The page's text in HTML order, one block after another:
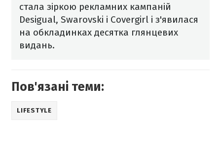
стала зіркою рекламних кампаній
Desigual, Swarovski і Covergirl і з'явилася
на обкладинках десятка глянцевих
видань.
Пов'язані теми:
LIFESTYLE